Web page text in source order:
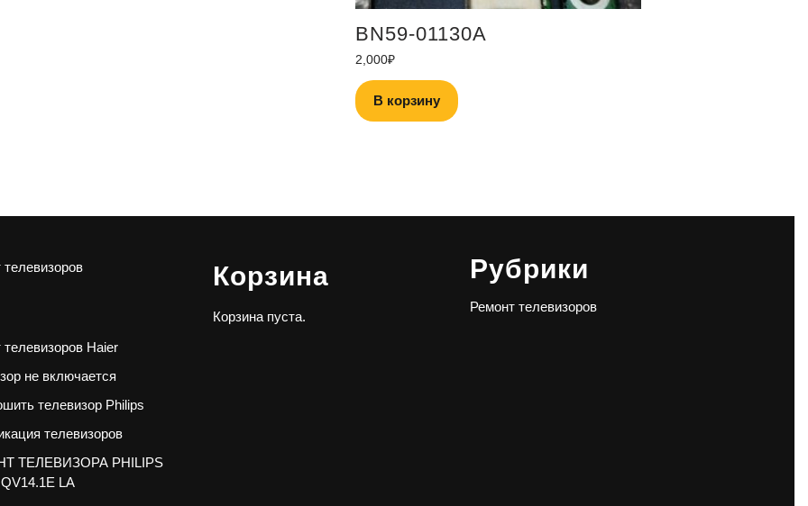
BN59-01130A
2,000₽
В корзину
телевизоров
телевизоров Haier
не включается
телевизор Philips
телевизоров
ТЕЛЕВИЗОРА PHILIPS
LA
Корзина
Корзина пуста.
Рубрики
Ремонт телевизоров